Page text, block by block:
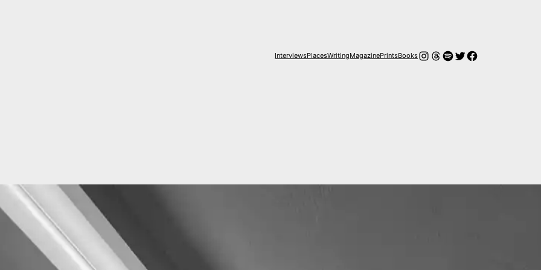
InterviewsPlacesWritingMagazinePrintsBooksInstagram
Hilos
Spotify
Twitter
Facebook